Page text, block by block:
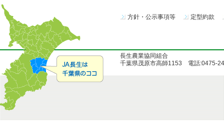
方針・公示事項等 定型約款
長生農業協同組合
千葉県茂原市高師1153 電話:0475-